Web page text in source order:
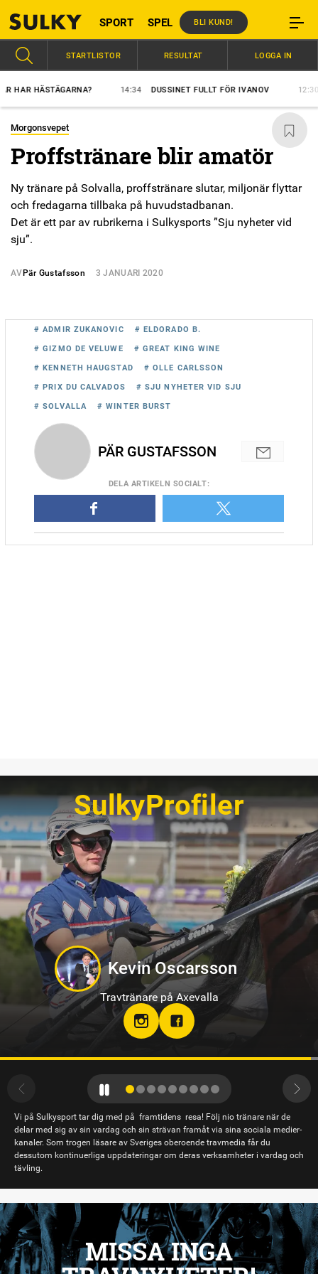
SPORT SPEL BLI KUND!
HÄSTÄGARNA? DUSSINET FULLT FÖR IVANOV
STARTLISTOR RESULTAT LOGGA IN
Morgonsvepet
Proffstränare blir amatör
Ny tränare på Solvalla, proffstränare slutar, miljonär flyttar
och fredagarna tillbaka på huvudstadbanan.
Det är ett par av rubrikerna i Sulkysports ”Sju nyheter vid
sju”.
AV Pär Gustafsson 3 JANUARI 2020
# ADMIR ZUKANOVIC # ELDORADO B.
# GIZMO DE VELUWE # GREAT KING WINE
# KENNETH HAUGSTAD # OLLE CARLSSON
# PRIX DU CALVADOS # SJU NYHETER VID SJU
# SOLVALLA # WINTER BURST
PÄR GUSTAFSSON
DELA ARTIKELN SOCIALT:
SulkyProfiler
Hanna Forslin
Travtränare på Hagmyren, Hudiksvall
Vi på Sulkysport tar dig med på framtidens resa! Följ nio tränare när de
delar med sig av sin vardag och sin strävan framåt via sina sociala medier-
kanaler. Som trogen läsare av Sveriges oberoende travmedia får du
dessutom kontinuerliga uppdateringar om deras verksamheter i vardag och
tävling.
MISSA INGA